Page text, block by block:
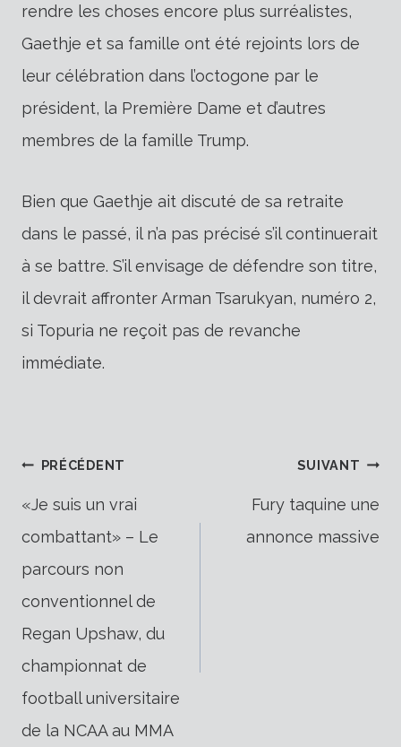
rendre les choses encore plus surréalistes,
Gaethje et sa famille ont été rejoints lors de
leur célébration dans l’octogone par le
président, la Première Dame et d’autres
membres de la famille Trump.
Bien que Gaethje ait discuté de sa retraite
dans le passé, il n’a pas précisé s’il continuerait
à se battre. S’il envisage de défendre son titre,
il devrait affronter Arman Tsarukyan, numéro 2,
si Topuria ne reçoit pas de revanche
immédiate.
Navigation
de
l’article
PRÉCÉDENT
«Je suis un vrai
combattant» – Le
parcours non
conventionnel de
Regan Upshaw, du
championnat de
football universitaire
de la NCAA au MMA
SUIVANT
Fury taquine une
annonce massive